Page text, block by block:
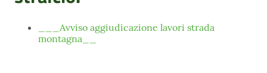
___Avviso aggiudicazione lavori strada
montagna__